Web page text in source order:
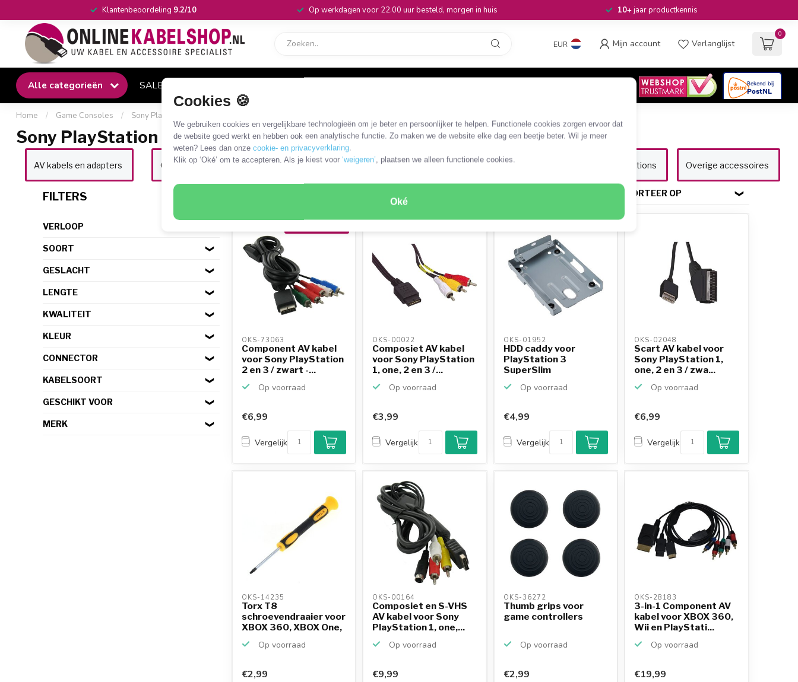
Cookies 🍪
We gebruiken cookies en vergelijkbare technologieën om je beter en persoonlijker te helpen. Functionele cookies zorgen ervoor dat
de website goed werkt en hebben ook een analytische functie. Zo maken we de website elke dag een beetje beter. Wil je meer
weten? Lees dan onze cookie- en privacyverklaring.
Klik op ‘Oké’ om te accepteren. Als je kiest voor ‘weigeren’, plaatsen we alleen functionele cookies.
Oké
Klantenbeoordeling 9.2/10 Op werkdagen voor 22.00 uur besteld, morgen in huis 10+jaar productkennis
EUR Mijn account Verlanglijst
0
Alle categorieën SALE
Home / Game Consoles / Sony PlayStation
Sony PlayStation 3 (PS3)
AV kabels en adapters Controller accessoires Headsets en microfoons
Gereedschap en
Accu's en laadstations Overige accessoires
FILTERS
VERLOOP
SOORT
GESLACHT
LENGTE
KWALITEIT
KLEUR
CONNECTOR
KABELSOORT
GESCHIKT VOOR
MERK
SORTEER OP
OKS-73063
Component AV kabel
voor Sony PlayStation
2 en 3 / zwart -...
Op voorraad
€6,99
Vergelijk
OKS-00022
Composiet AV kabel
voor Sony PlayStation
1, one, 2 en 3 /...
Op voorraad
€3,99
Vergelijk
OKS-01952
HDD caddy voor
PlayStation 3
SuperSlim
Op voorraad
€4,99
Vergelijk
OKS-02048
Scart AV kabel voor
Sony PlayStation 1,
one, 2 en 3 / zwa...
Op voorraad
€6,99
Vergelijk
OKS-14235
Torx T8
schroevendraaier voor
XBOX 360, XBOX One,
Op voorraad
€2,99
OKS-00164
Composiet en S-VHS
AV kabel voor Sony
PlayStation 1, one,...
Op voorraad
€9,99
OKS-36272
Thumb grips voor
game controllers
Op voorraad
€2,99
OKS-28183
3-in-1 Component AV
kabel voor XBOX 360,
Wii en PlayStati...
Op voorraad
€19,99